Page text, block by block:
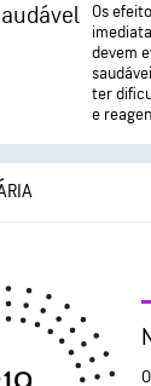
Os
devem
ter
e